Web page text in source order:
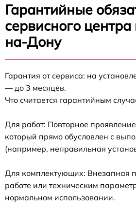
Гарантийные
сервисного центра
на-Дону
Гарантия от сервиса: на
— до 3 месяцев.
Что считается гарантийным
Для работ: Повторное
который прямо обусловлен с
(например, неправильная
Для комплектующих: Внезапная
работе или техническим
нормальном использовании.